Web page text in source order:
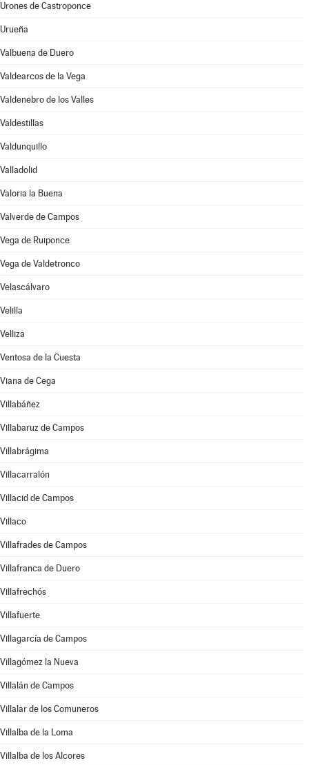
Urones de Castroponce
Urueña
Valbuena de Duero
Valdearcos de la Vega
Valdenebro de los Valles
Valdestillas
Valdunquillo
Valladolid
Valoria la Buena
Valverde de Campos
Vega de Ruiponce
Vega de Valdetronco
Velascálvaro
Velilla
Velliza
Ventosa de la Cuesta
Viana de Cega
Villabáñez
Villabaruz de Campos
Villabrágima
Villacarralón
Villacid de Campos
Villaco
Villafrades de Campos
Villafranca de Duero
Villafrechós
Villafuerte
Villagarcía de Campos
Villagómez la Nueva
Villalán de Campos
Villalar de los Comuneros
Villalba de la Loma
Villalba de los Alcores